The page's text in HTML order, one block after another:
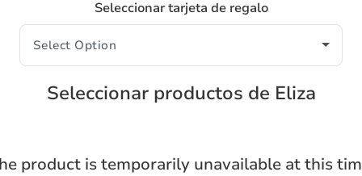
Seleccionar tarjeta de regalo
Seleccionar productos de Eliza
product is temporarily unavailable at this